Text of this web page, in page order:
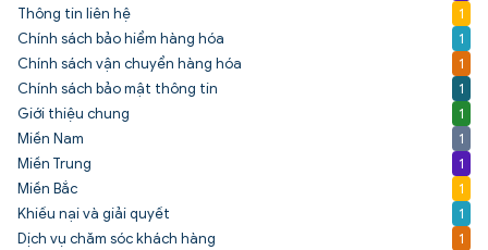
Thông tin liên hệ
1
Chính sách bảo hiểm hàng hóa
1
Chính sách vận chuyển hàng hóa
1
Chính sách bảo mật thông tin
1
Giới thiệu chung
1
Miền Nam
1
Miền Trung
1
Miền Bắc
1
Khiếu nại và giải quyết
1
Dịch vụ chăm sóc khách hàng
1